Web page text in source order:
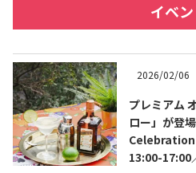
テキーラのつくり方
テキーラマーケット
イベ
2026/02/06
プレミアム
ロー」が登
Celebration
13:00-17:00